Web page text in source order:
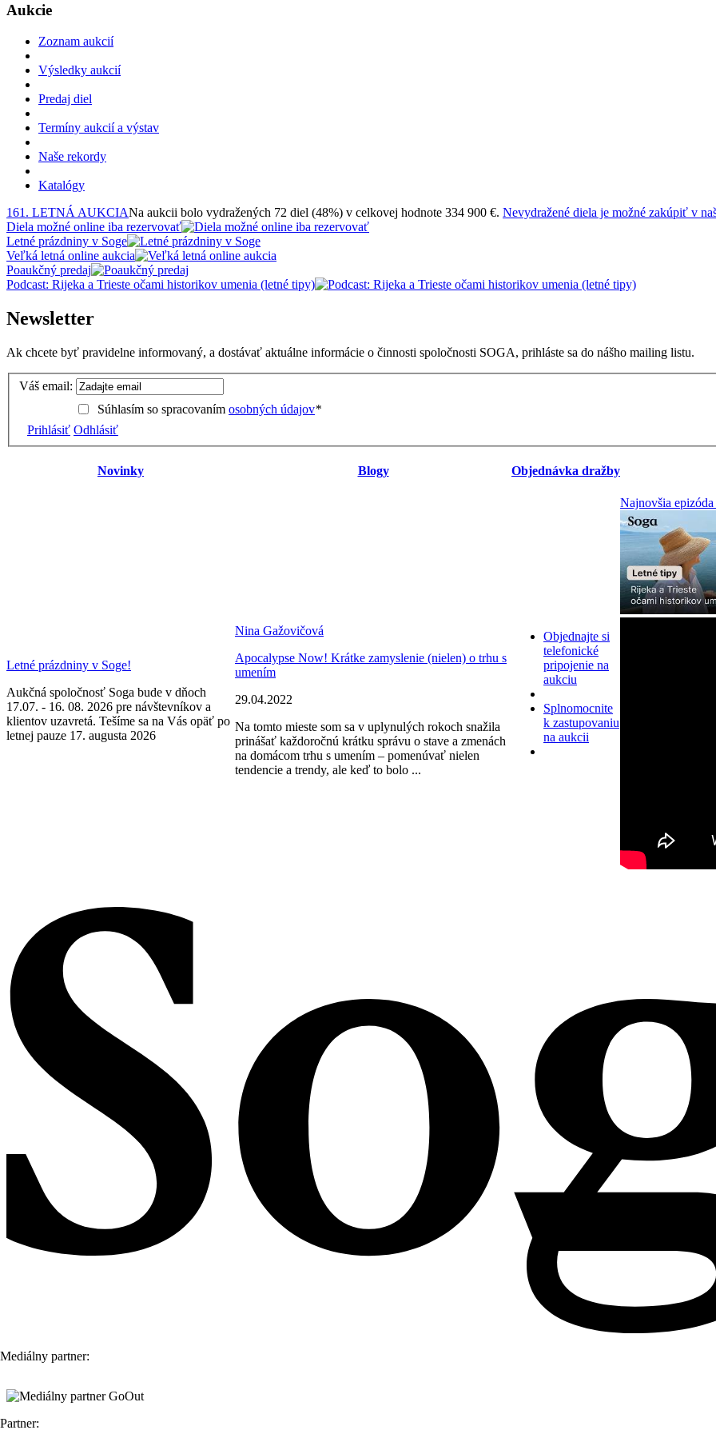
Aukcie
Zoznam aukcií
Výsledky aukcií
Predaj diel
Termíny aukcií a výstav
Naše rekordy
Katalógy
161. LETNÁ AUKCIANa aukcii bolo vydražených 72 diel (48%) v celkovej hodnote 334 900 €. Nevydražené diela je možné zakúpiť v
Diela možné online iba rezervovať
Letné prázdniny v Soge
Veľká letná online aukcia
Poaukčný predaj
Podcast: Rijeka a Trieste očami historikov umenia (letné tipy)
Newsletter
Ak chcete byť pravidelne informovaný, a dostávať aktuálne informácie o činnosti spoločnosti SOGA, prihláste sa do nášho mailing listu.
Váš email:
Súhlasím so spracovaním osobných údajov*
Prihlásiť Odhlásiť
Novinky Blogy Objednávka dražby
Letné prázdniny v Soge!
Aukčná spoločnosť Soga bude v dňoch
17.07. - 16. 08. 2026 pre návštevníkov a
klientov uzavretá. Tešíme sa na Vás opäť po
letnej pauze 17. augusta 2026
Nina Gažovičová
Apocalypse Now! Krátke zamyslenie (nielen) o trhu s
umením
29.04.2022
Na tomto mieste som sa v uplynulých rokoch snažila
prinášať každoročnú krátku správu o stave a zmenách
na domácom trhu s umením – pomenúvať nielen
tendencie a trendy, ale keď to bolo ...
Objednajte si
telefonické
pripojenie na
aukciu
Splnomocnite
k zastupovaniu
na aukcii
Najnovšia epizóda
Mediálny partner:
Partner: